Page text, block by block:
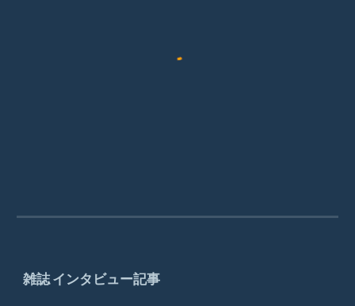
雑誌 インタビュー記事